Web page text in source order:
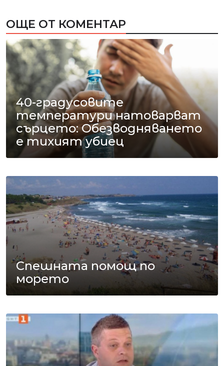
ОЩЕ ОТ КОМЕНТАР
40-градусовите
температури натоварват
сърцето: Обезводняването
е тихият убиец
Спешната помощ по
морето